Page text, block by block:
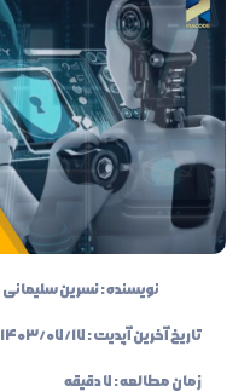
نویسنده :نسرین سلیمانی
تاریخ آخرین آپدیت :۱۴۰۳/۰۷/۱۷
زمان مطالعه : ۷ دقیقه